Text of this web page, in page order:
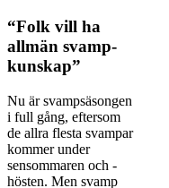
“Folk vill ha
allmän svamp­
kunskap”
Nu är svampsäsongen
i full gång, efter­som
de allra ­flesta svampar
kommer under
sensommaren och ­
hösten. Men svamp